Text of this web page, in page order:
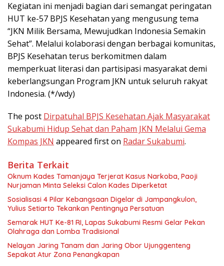
Kegiatan ini menjadi bagian dari semangat peringatan
HUT ke-57 BPJS Kesehatan yang mengusung tema
“JKN Milik Bersama, Mewujudkan Indonesia Semakin
Sehat”. Melalui kolaborasi dengan berbagai komunitas,
BPJS Kesehatan terus berkomitmen dalam
memperkuat literasi dan partisipasi masyarakat demi
keberlangsungan Program JKN untuk seluruh rakyat
Indonesia. (*/wdy)
The post Dirpatuhal BPJS Kesehatan Ajak Masyarakat
Sukabumi Hidup Sehat dan Paham JKN Melalui Gema
Kompas JKN appeared first on Radar Sukabumi.
Berita Terkait
Oknum Kades Tamanjaya Terjerat Kasus Narkoba, Paoji
Nurjaman Minta Seleksi Calon Kades Diperketat
Sosialisasi 4 Pilar Kebangsaan Digelar di Jampangkulon,
Yulius Setiarto Tekankan Pentingnya Persatuan
Semarak HUT Ke-81 RI, Lapas Sukabumi Resmi Gelar Pekan
Olahraga dan Lomba Tradisional
Nelayan Jaring Tanam dan Jaring Obor Ujunggenteng
Sepakat Atur Zona Penangkapan